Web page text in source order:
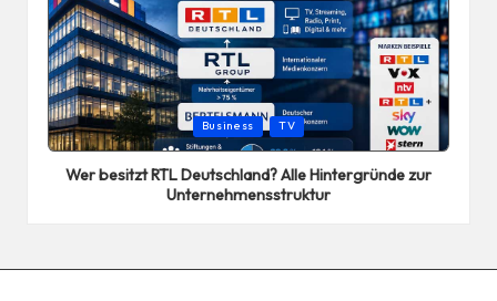
Posted
in
Business TV
Wer besitzt RTL Deutschland? Alle Hintergründe zur
Unternehmensstruktur